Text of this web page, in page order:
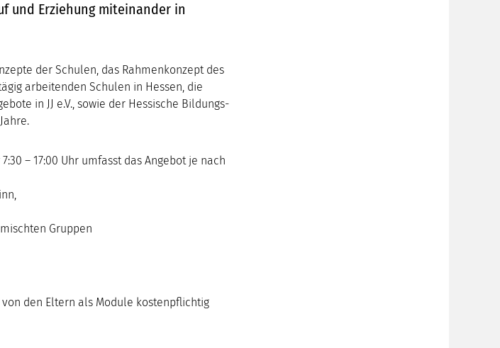
und Erziehung miteinander in
der Schulen, das Rahmenkonzept des
arbeitenden Schulen in Hessen, die
in JJ e.V., sowie der Hessische Bildungs-
– 17:00 Uhr umfasst das Angebot je nach
Gruppen
den Eltern als Module kostenpflichtig